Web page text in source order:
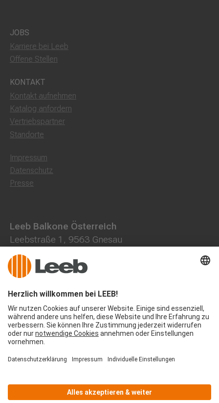
JOBS
Karriere bei Leeb
Offene Stellen
KONTAKT
Kontakt aufnehmen
Katalog anfordern
Vertriebspartner
Standorte
Impressum
Datenschutz
Presse
Leeb Balkone Österreich
Leebstraße 1, 9563 Gnesau
0800 202013
+43 4278 7000
office@leeb-balkone.com